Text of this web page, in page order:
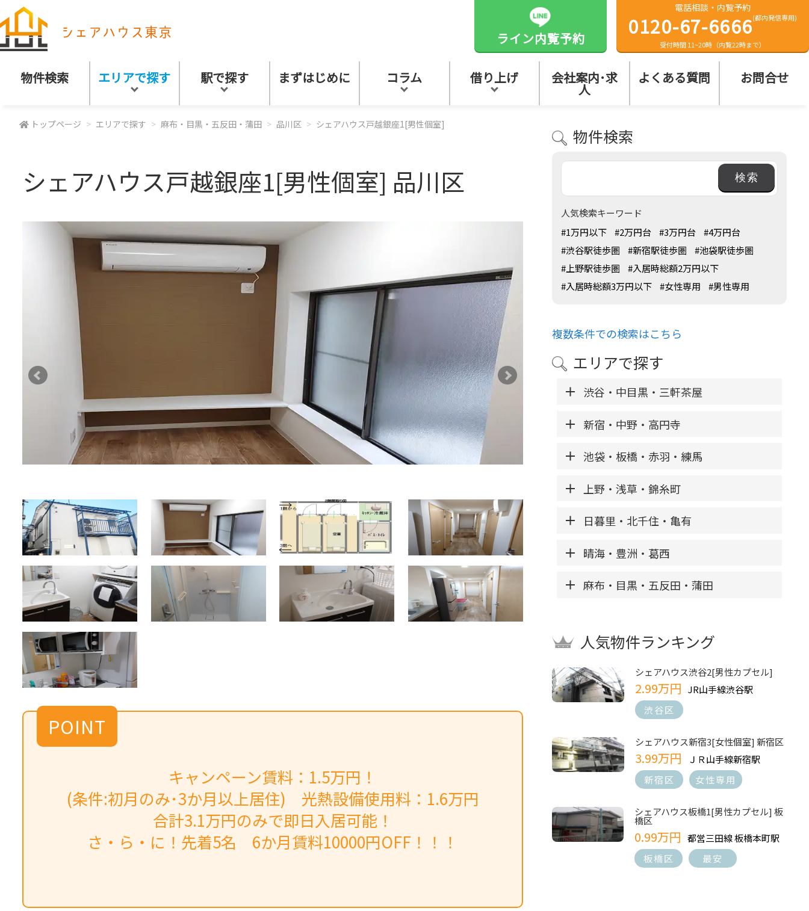
ライン内覧予約
電話相談・内覧予約
0120-67-6666(都内発信専用)
受付時間 11~20時（内覧22時まで）
物件検索 エリアで探す 駅で探す まずはじめに コラム 借り上げ 会社案内･求
人
よくある質問 お問合せ
トップページ エリアで探す 麻布・目黒・五反田・蒲田 品川区 シェアハウス戸越銀座1[男性個室]
シェアハウス戸越銀座1[男性個室] 品川区
POINT
キャンペーン賃料：1.5万円！
(条件:初月のみ･3か月以上居住) 光熱設備使用料：1.6万円
合計3.1万円のみで即日入居可能！
さ・ら・に！先着5名 6か月賃料10000円OFF！！！
物件検索
人気検索キーワード
#1万円以下
#2万円台 #3万円台
#4万円台
#渋谷駅徒歩圏
#新宿駅徒歩圏
#池袋駅徒歩圏
#上野駅徒歩圏
#入居時総額2万円以下
#入居時総額3万円以下
#女性専用 #男性専用
複数条件での検索はこちら
エリアで探す
渋谷・中目黒・三軒茶屋
新宿・中野・高円寺
池袋・板橋・赤羽・練馬
上野・浅草・錦糸町
日暮里・北千住・亀有
晴海・豊洲・葛西
麻布・目黒・五反田・蒲田
人気物件ランキング
シェアハウス渋谷2[男性カプセル]
2.99万円 JR山手線渋谷駅
渋谷区
シェアハウス新宿3[女性個室] 新宿区
3.99万円
ＪＲ山手線新宿駅
新宿区
女性専用
シェアハウス板橋1[男性カプセル] 板
橋区
0.99万円 都営三田線 板橋本町駅
板橋区
最安